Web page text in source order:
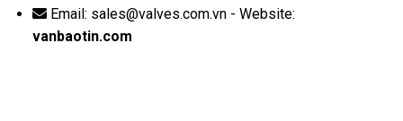
Email: sales@valves.com.vn - Website:
vanbaotin.com